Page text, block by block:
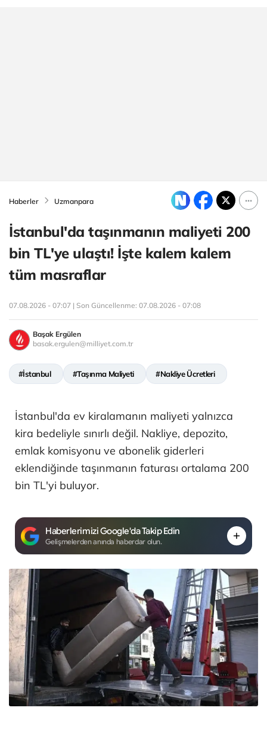
Haberler Uzmanpara
İstanbul'da taşınmanın maliyeti 200
bin TL'ye ulaştı! İşte kalem kalem
tüm masraflar
07.08.2026 - 07:07 | Son Güncellenme: 07.08.2026 - 07:08
Başak Ergülen
basak.ergulen@milliyet.com.tr
#İstanbul #Taşınma Maliyeti #Nakliye Ücretleri
İstanbul'da ev kiralamanın maliyeti yalnızca
kira bedeliyle sınırlı değil. Nakliye, depozito,
emlak komisyonu ve abonelik giderleri
eklendiğinde taşınmanın faturası ortalama 200
bin TL'yi buluyor.
Haberlerimizi Google'da Takip Edin
Gelişmelerden anında haberdar olun.